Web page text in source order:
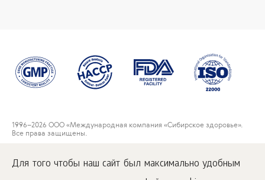
Для того чтобы наш сайт был максимально удобным
1996–2026 ООО «Международная компания «Сибирское здоровье».
Все права защищены.
www.siberianwellness.com.